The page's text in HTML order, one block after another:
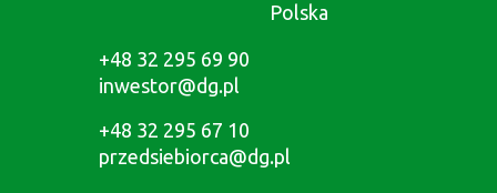
Polska
+48 32 295 69 90
inwestor@dg.pl
+48 32 295 67 10
przedsiebiorca@dg.pl